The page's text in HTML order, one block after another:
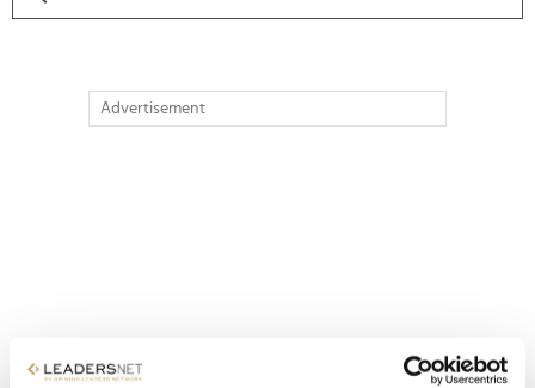
Advertisement